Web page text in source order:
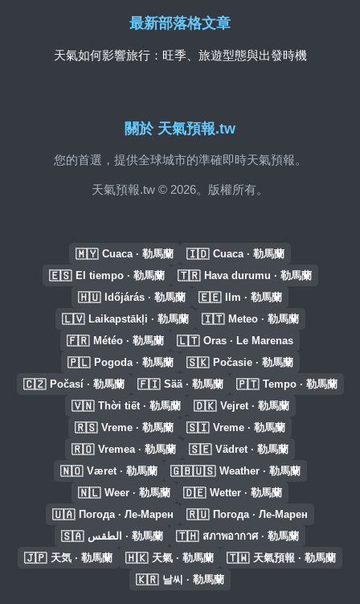
關於 天氣預報.tw
您的首選，提供全球城市的準確即時天氣預報。
天氣預報.tw © 2026。版權所有。
最新部落格文章
天氣如何影響旅行：旺季、旅遊型態與出發時機
🇲🇾 Cuaca · 勒馬蘭 🇮🇩 Cuaca · 勒馬蘭
🇪🇸 El tiempo · 勒馬蘭 🇹🇷 Hava durumu · 勒馬蘭
🇭🇺 Időjárás · 勒馬蘭 🇪🇪 Ilm · 勒馬蘭
🇱🇻 Laikapstākļi · 勒馬蘭 🇮🇹 Meteo · 勒馬蘭
🇫🇷 Météo · 勒馬蘭 🇱🇹 Oras · Le Marenas
🇵🇱 Pogoda · 勒馬蘭 🇸🇰 Počasie · 勒馬蘭
🇨🇿 Počasí · 勒馬蘭 🇫🇮 Sää · 勒馬蘭 🇵🇹 Tempo · 勒馬蘭
🇻🇳 Thời tiết · 勒馬蘭 🇩🇰 Vejret · 勒馬蘭
🇷🇸 Vreme · 勒馬蘭 🇸🇮 Vreme · 勒馬蘭
🇷🇴 Vremea · 勒馬蘭 🇸🇪 Vädret · 勒馬蘭
🇳🇴 Været · 勒馬蘭 🇬🇧🇺🇸 Weather · 勒馬蘭
🇳🇱 Weer · 勒馬蘭 🇩🇪 Wetter · 勒馬蘭
🇺🇦 Погода · Ле-Марен 🇷🇺 Погода · Ле-Марен
🇸🇦 الطقس · 勒馬蘭 🇹🇭 สภาพอากาศ · 勒馬蘭
🇯🇵 天気 · 勒馬蘭 🇭🇰 天氣 · 勒馬蘭 🇹🇼 天氣預報 · 勒馬蘭
🇰🇷 날씨 · 勒馬蘭